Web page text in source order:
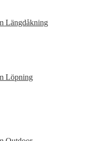
Längdåkning
Löpning